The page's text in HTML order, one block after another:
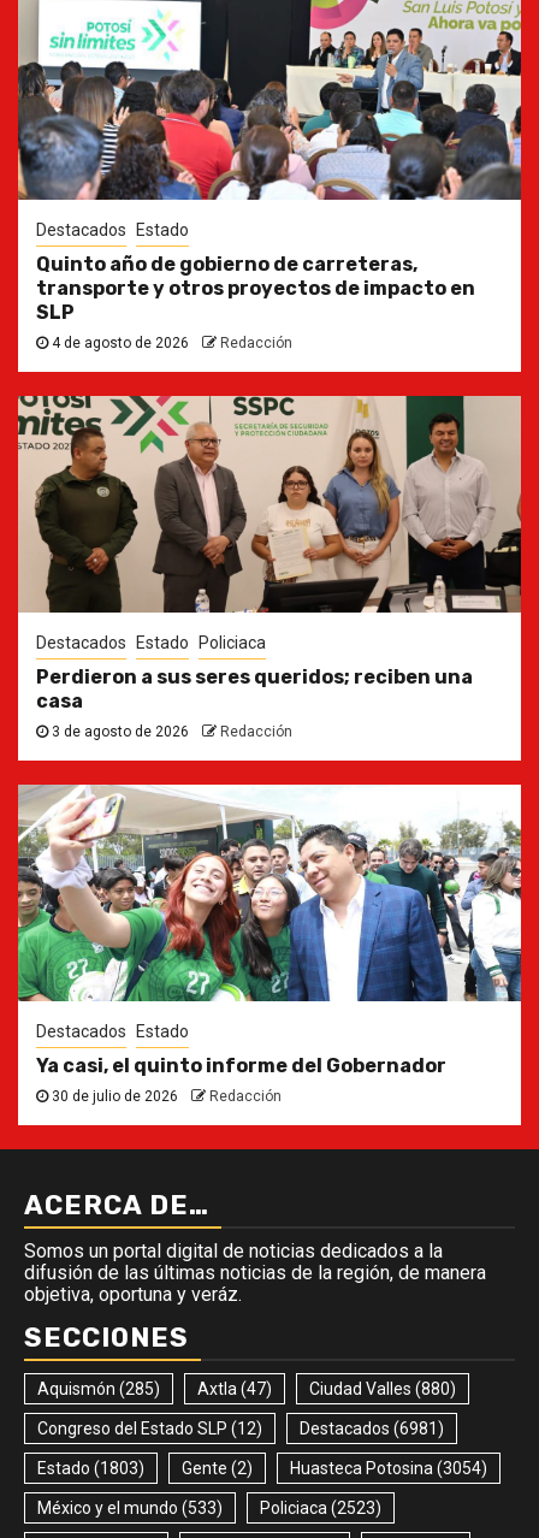
Destacados Estado
Quinto año de gobierno de carreteras,
transporte y otros proyectos de impacto en
SLP
4 de agosto de 2026 Redacción
Destacados Estado Policiaca
Perdieron a sus seres queridos; reciben una
casa
3 de agosto de 2026 Redacción
Destacados Estado
Ya casi, el quinto informe del Gobernador
30 de julio de 2026 Redacción
ACERCA DE…
Somos un portal digital de noticias dedicados a la
difusión de las últimas noticias de la región, de manera
objetiva, oportuna y veráz.
SECCIONES
Aquismón (285) Axtla (47) Ciudad Valles (880)
Congreso del Estado SLP (12) Destacados (6981)
Estado (1803) Gente (2) Huasteca Potosina (3054)
México y el mundo (533) Policiaca (2523)